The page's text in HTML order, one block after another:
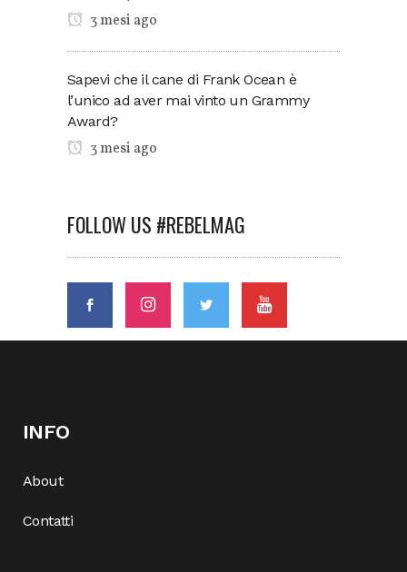
3 mesi ago
Sapevi che il cane di Frank Ocean è
l’unico ad aver mai vinto un Grammy
Award?
3 mesi ago
FOLLOW US #REBELMAG
INFO
About
Contatti